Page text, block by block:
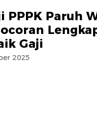
PPPK Paruh
Gaji
2025